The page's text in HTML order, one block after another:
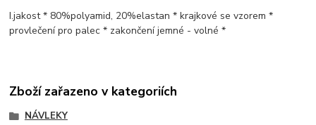
I.jakost * 80%polyamid, 20%elastan * krajkové se vzorem *
provlečení pro palec * zakončení jemné - volné *
Zboží zařazeno v kategoriích
NÁVLEKY